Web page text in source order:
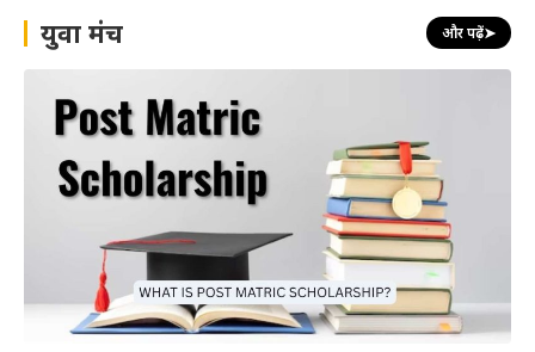
युवा मंच और पढ़ें➤